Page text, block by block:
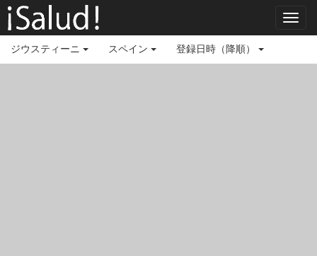
ジウスティーニ
スペイン 登録日時（降順）